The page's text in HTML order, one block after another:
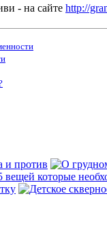
- на сайте http://